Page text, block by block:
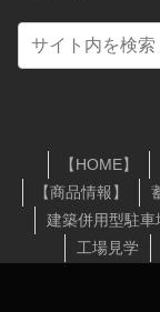
【HOME】
【商品情報】
建築併用型駐車
工場見学